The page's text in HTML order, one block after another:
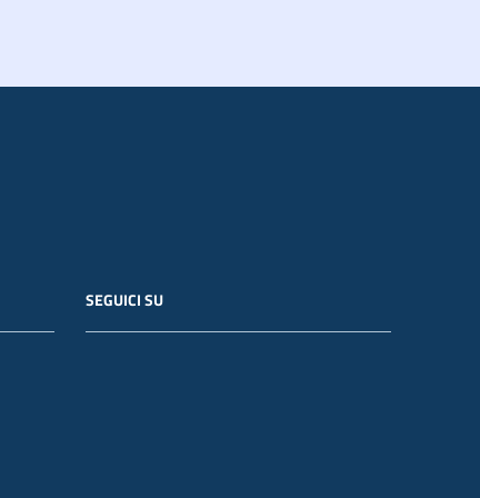
SEGUICI SU